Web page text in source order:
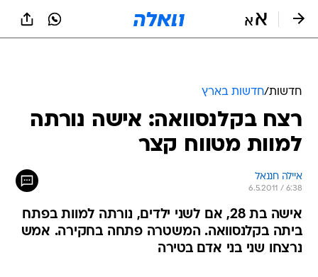
חדשות/חדשות בארץ
רצח בקלנסוואה: אישה נורתה
למוות מטווח קצר
איילה חננאל
6.5.2011 / 6:38
אישה בת 28, אם לשני ילדים, נורתה למוות בפתח
ביתה בקלנסוואה. המשטרה פתחה בחקירה. אמש
נרצחו שני בני אדם בטירה